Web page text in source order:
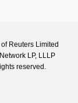
Reuters Limited
LP, LLLP
reserved.